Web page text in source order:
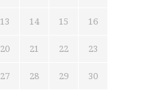
13 14 15 16
20 21 22 23
27 28 29 30